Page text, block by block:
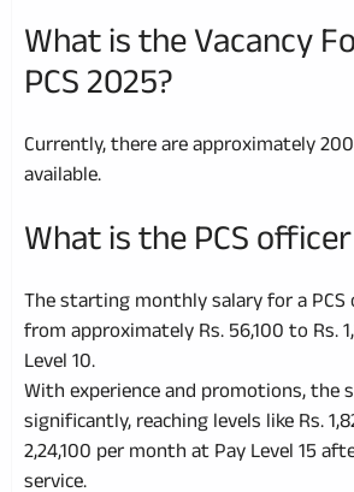
What is the Vacancy
PCS 2025?
Currently, there are approximately
available.
What is the PCS
The starting monthly salary for a PCS
from approximately Rs. 56,100 to Rs.
Level 10.
With experience and promotions, the
significantly, reaching levels like Rs.
2,24,100 per month at Pay Level 15
service.